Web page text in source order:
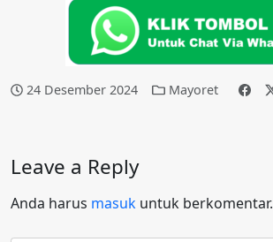
24 Desember 2024 Mayoret
Leave a Reply
Anda harus masuk untuk berkomentar.